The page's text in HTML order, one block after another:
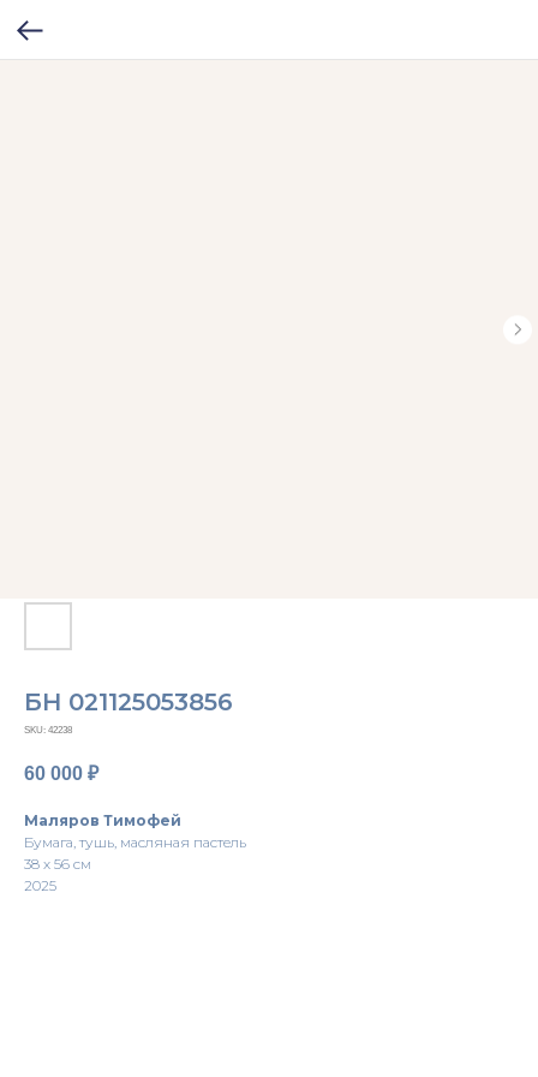
БН 021125053856
SKU: 42238
60 000 ₽
Маляров Тимофей
Бумага, тушь, масляная пастель
38 х 56 см
2025